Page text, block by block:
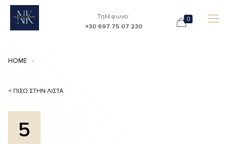
Τηλέφωνο:
+30 697 75 07 230
0
HOME
< ΠΙΣΩ ΣΤΗΝ ΛΙΣΤΑ
5